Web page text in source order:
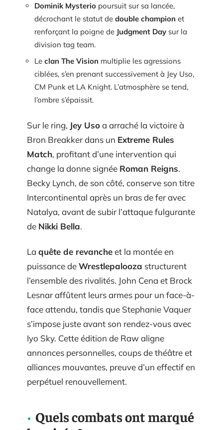
Dominik Mysterio poursuit sur sa lancée,
décrochant le statut de double champion et
renforçant la poigne de Judgment Day sur la
division tag team.
Le clan The Vision multiplie les agressions
ciblées, s’en prenant successivement à Jey Uso,
CM Punk et LA Knight. L’atmosphère se tend,
l’ombre s’épaissit.
Sur le ring, Jey Usoa arraché la victoire à
Bron Breakker dans un Extreme Rules
Match, profitant d’une intervention qui
change la donne signée Roman Reigns.
Becky Lynch, de son côté, conserve son titre
Intercontinental après un bras de fer avec
Natalya, avant de subir l’attaque fulgurante
de Nikki Bella.
La quête de revancheet la montée en
puissance deWrestlepalooza structurent
l’ensemble des rivalités. John Cena et Brock
Lesnar affûtent leurs armes pour un face-à-
face attendu, tandis que Stephanie Vaquer
s’impose juste avant son rendez-vous avec
Iyo Sky. Cette édition de Raw aligne
annonces personnelles, coups de théâtre et
alliances mouvantes, preuve d’un effectif en
perpétuel renouvellement.
Quels combats ont marqué